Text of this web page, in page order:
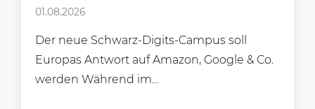
01.08.2026
Der neue Schwarz-Digits-Campus soll
Europas Antwort auf Amazon, Google & Co.
werden Während im